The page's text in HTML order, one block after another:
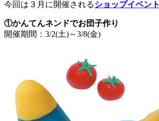
今回は３月に開催されるショップイベント
①かんてんネンドでお団子作り
開催期間：3/2(土)～3/8(金)